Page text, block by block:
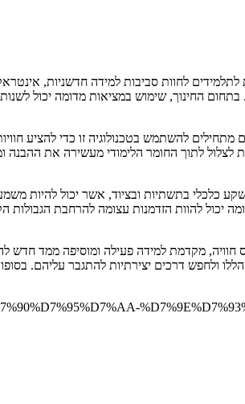
לחוות סביבות למידה חדשניות,
החינוך, שימוש במציאות מדומה יכול
להשתמש בטכנולוגיה זו כדי להציע
לצלול לתוך החומר הלימודי מעשירה את
כלכלי בתשתיות ובציוד, אשר יכול להיות
להוות הזדמנות עצומה להרחבת הגבולות
חוויה, מקדמת למידה פעילה ומוסיפה ממד
דרכים יצירתיות להתגבר עליהם. בסופו